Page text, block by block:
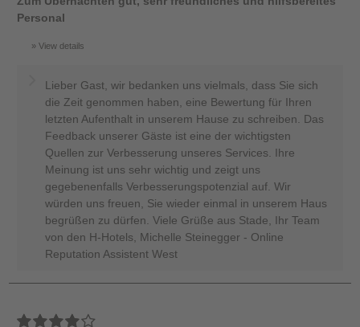
Personal
View details
Lieber Gast, wir bedanken uns vielmals, dass Sie sich
die Zeit genommen haben, eine Bewertung für Ihren
letzten Aufenthalt in unserem Hause zu schreiben. Das
Feedback unserer Gäste ist eine der wichtigsten
Quellen zur Verbesserung unseres Services. Ihre
Meinung ist uns sehr wichtig und zeigt uns
gegebenenfalls Verbesserungspotenzial auf. Wir
würden uns freuen, Sie wieder einmal in unserem Haus
begrüßen zu dürfen. Viele Grüße aus Stade, Ihr Team
von den H-Hotels, Michelle Steinegger - Online
Reputation Assistent West